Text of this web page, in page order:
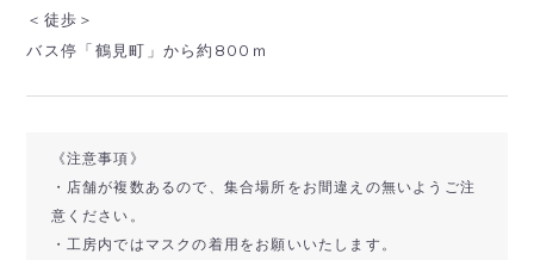
＜徒歩＞
バス停「鶴見町」から約800ｍ
《注意事項》
・店舗が複数あるので、集合場所をお間違えの無いようご注
意ください。
・工房内ではマスクの着用をお願いいたします。